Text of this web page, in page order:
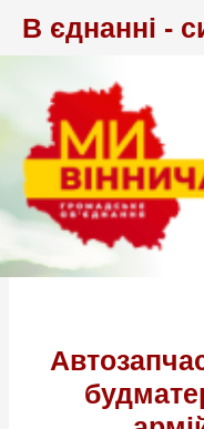
В єднанні -